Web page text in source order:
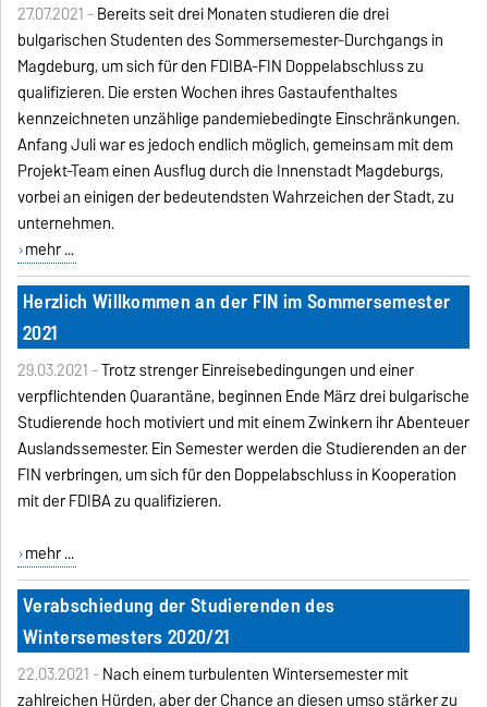
27.07.2021 -Bereits seit drei Monaten studieren die drei
bulgarischen Studenten des Sommersemester-Durchgangs in
Magdeburg, um sich für den FDIBA-FIN Doppelabschluss zu
qualifizieren. Die ersten Wochen ihres Gastaufenthaltes
kennzeichneten unzählige pandemiebedingte Einschränkungen.
Anfang Juli war es jedoch endlich möglich, gemeinsam mit dem
Projekt-Team einen Ausflug durch die Innenstadt Magdeburgs,
vorbei an einigen der bedeutendsten Wahrzeichen der Stadt, zu
unternehmen.
mehr ...
Herzlich Willkommen an der FIN im Sommersemester
2021
29.03.2021 -Trotz strenger Einreisebedingungen und einer
verpflichtenden Quarantäne, beginnen Ende März drei bulgarische
Studierende hoch motiviert und mit einem Zwinkern ihr Abenteuer
Auslandssemester. Ein Semester werden die Studierenden an der
FIN verbringen, um sich für den Doppelabschluss in Kooperation
mit der FDIBA zu qualifizieren.
mehr ...
Verabschiedung der Studierenden des
Wintersemesters 2020/21
22.03.2021 -Nach einem turbulenten Wintersemester mit
zahlreichen Hürden, aber der Chance an diesen umso stärker zu